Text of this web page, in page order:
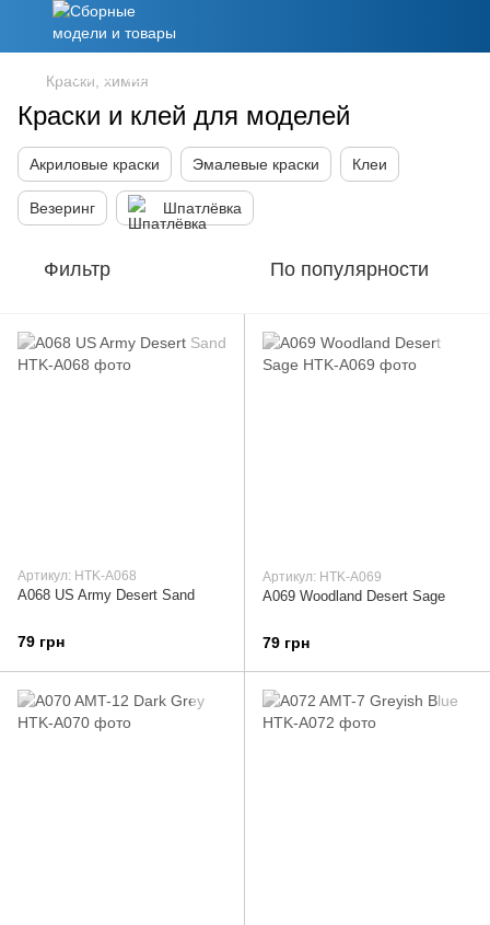
Краски, химия
Краски и клей для моделей
Акриловые краски Эмалевые краски Клеи
Везеринг Шпатлёвка
Фильтр По популярности
Артикул: HTK-A068
A068 US Army Desert Sand
79 грн
Артикул: HTK-A069
A069 Woodland Desert Sage
79 грн